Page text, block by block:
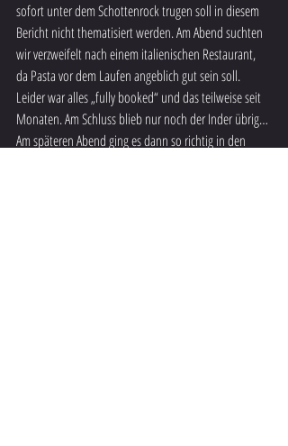
sofort unter dem Schottenrock trugen soll in diesem
Bericht nicht thematisiert werden. Am Abend suchten
wir verzweifelt nach einem italienischen Restaurant,
da Pasta vor dem Laufen angeblich gut sein soll.
Leider war alles „fully booked“ und das teilweise seit
Monaten. Am Schluss blieb nur noch der Inder übrig…
Am späteren Abend ging es dann so richtig in den